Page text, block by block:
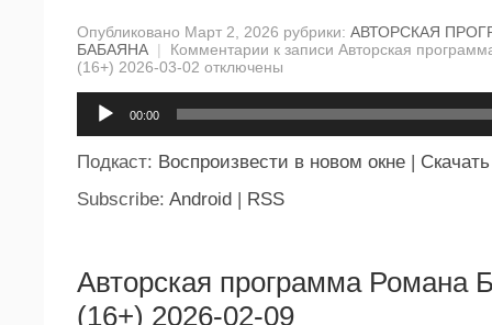
Опубликовано Март 2, 2026 рубрики: АВТОРСКАЯ
БАБАЯНА | Комментарии к записи Авторская
(16+) 2026-03-02 отключены
00:00
Подкаст: Воспроизвести в новом окне
Скачать
Subscribe: Android RSS
Авторская программа Романа
(16+) 2026-02-09